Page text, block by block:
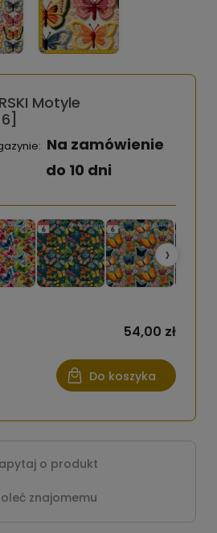
Motyle
Na zamówienie
do 10 dni
›
54,00 zł
Do koszyka
o produkt
znajomemu